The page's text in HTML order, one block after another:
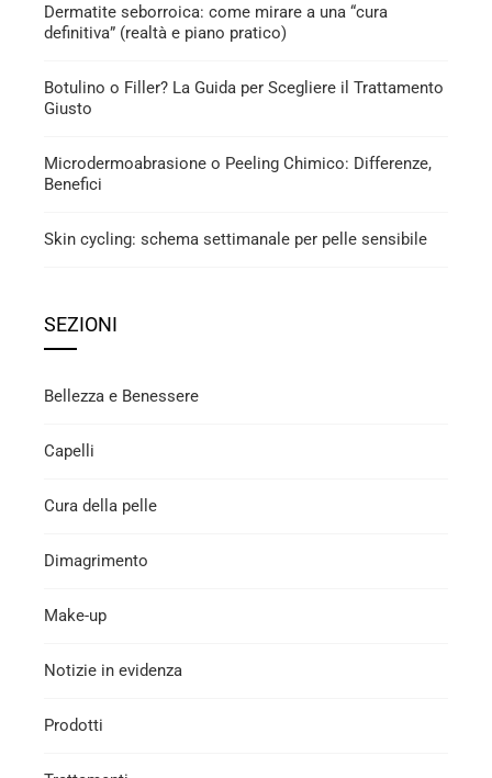
Dermatite seborroica: come mirare a una “cura
definitiva” (realtà e piano pratico)
Botulino o Filler? La Guida per Scegliere il Trattamento
Giusto
Microdermoabrasione o Peeling Chimico: Differenze,
Benefici
Skin cycling: schema settimanale per pelle sensibile
SEZIONI
Bellezza e Benessere
Capelli
Cura della pelle
Dimagrimento
Make-up
Notizie in evidenza
Prodotti